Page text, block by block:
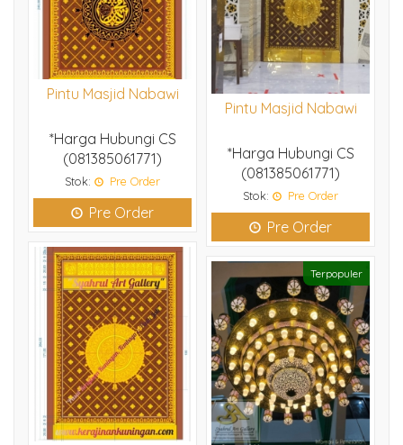
Pintu Masjid Nabawi
*Harga Hubungi CS
(081385061771)
Stok: Pre Order
Pre Order
Pintu Masjid Nabawi
*Harga Hubungi CS
(081385061771)
Stok: Pre Order
Pre Order
Terpopuler